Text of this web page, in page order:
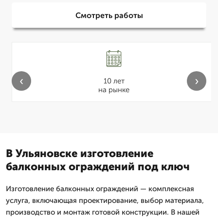
Смотреть работы
10 лет
на рынке
‹ ›
В Ульяновске изготовление
балконных ограждений под ключ
Изготовление балконных ограждений — комплексная
услуга, включающая проектирование, выбор материала,
производство и монтаж готовой конструкции. В нашей